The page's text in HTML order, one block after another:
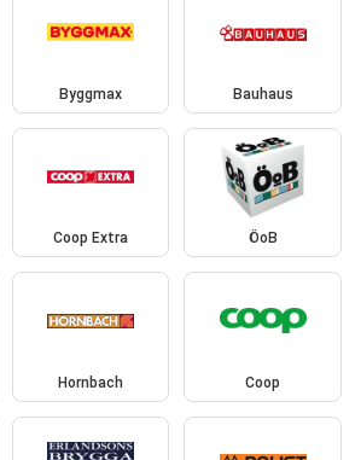
Byggmax Bauhaus
Coop Extra ÖoB
Hornbach Coop